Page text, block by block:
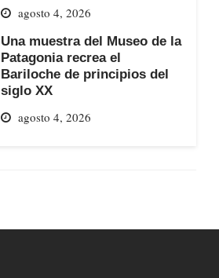
agosto 4, 2026
Una muestra del Museo de la
Patagonia recrea el
Bariloche de principios del
siglo XX
agosto 4, 2026